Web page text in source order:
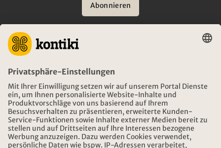
Abonnieren
BERATUNG
NOTFALL AUF REISEN
ÖFFNUNGSZEITEN KONTIKI REISEN
DOWNLOAD UND LINKS
ADRESSE